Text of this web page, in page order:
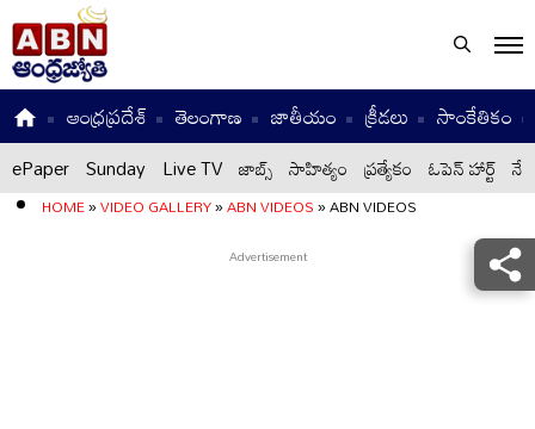
ఆంధ్రప్రదేశ్ తెలంగాణ జాతీయం క్రీడలు సాంకేతికం
ePaper Sunday Live TV జాబ్స్ సాహిత్యం ప్రత్యేకం ఓపెన్ హార్ట్
HOME»VIDEO GALLERY»ABN VIDEOS»ABN VIDEOS